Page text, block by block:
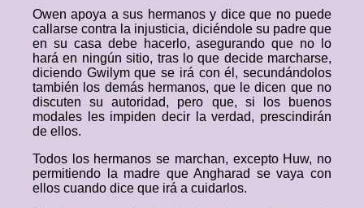
Owen apoya a sus hermanos y dice que no puede
callarse contra la injusticia, diciéndole su padre que
en su casa debe hacerlo, asegurando que no lo
hará en ningún sitio, tras lo que decide marcharse,
diciendo Gwilym que se irá con él, secundándolos
también los demás hermanos, que le dicen que no
discuten su autoridad, pero que, si los buenos
modales les impiden decir la verdad, prescindirán
de ellos.
Todos los hermanos se marchan, excepto Huw, no
permitiendo la madre que Angharad se vaya con
ellos cuando dice que irá a cuidarlos.